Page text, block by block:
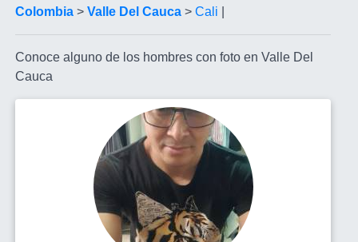
Colombia > Valle Del Cauca > Cali
Conoce alguno de los hombres con foto en Valle Del
Cauca